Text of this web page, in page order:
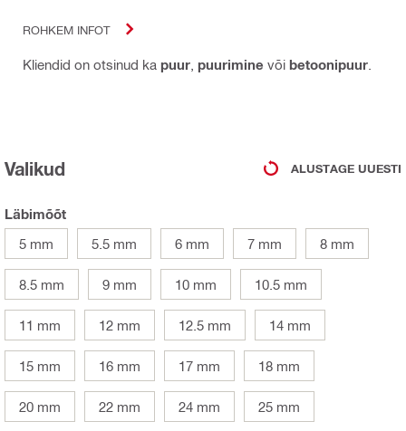
ROHKEM INFOT
Kliendid on otsinud ka puur puurimine või betoonipuur
Valikud ALUSTAGE UUESTI
Läbimõõt
5 mm
5.5 mm 6 mm 7 mm 8 mm
8.5 mm 9 mm 10 mm 10.5 mm
11 mm 12 mm 12.5 mm 14 mm
15 mm 16 mm 17 mm 18 mm
20 mm 22 mm 24 mm 25 mm